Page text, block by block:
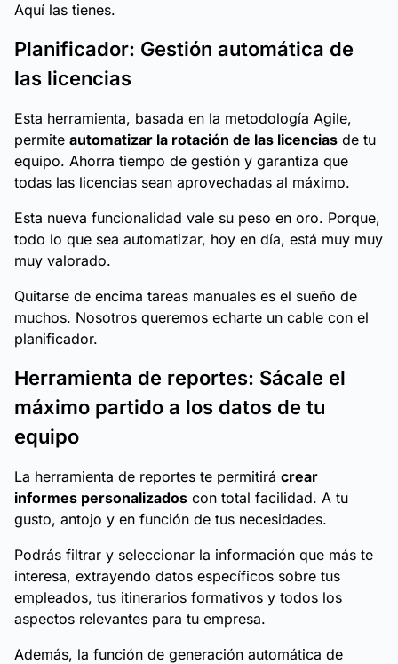
Aquí las tienes.
Planificador: Gestión automática de
las licencias
Esta herramienta, basada en la metodología Agile,
permite automatizar la rotación de las licencias de tu
equipo. Ahorra tiempo de gestión y garantiza que
todas las licencias sean aprovechadas al máximo.
Esta nueva funcionalidad vale su peso en oro. Porque,
todo lo que sea automatizar, hoy en día, está muy muy
muy valorado.
Quitarse de encima tareas manuales es el sueño de
muchos. Nosotros queremos echarte un cable con el
planificador.
Herramienta de reportes: Sácale el
máximo partido a los datos de tu
equipo
La herramienta de reportes te permitirá crear
informes personalizados con total facilidad. A tu
gusto, antojo y en función de tus necesidades.
Podrás filtrar y seleccionar la información que más te
interesa, extrayendo datos específicos sobre tus
empleados, tus itinerarios formativos y todos los
aspectos relevantes para tu empresa.
Además, la función de generación automática de